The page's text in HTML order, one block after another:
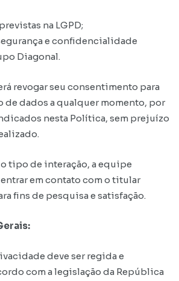
na LGPD;
e confidencialidade
Diagonal.
revogar seu consentimento para
dados a qualquer momento, por
nesta Política, sem prejuízo
tipo de interação, a equipe
em contato com o titular
fins de pesquisa e satisfação.
deve ser regida e
com a legislação da República